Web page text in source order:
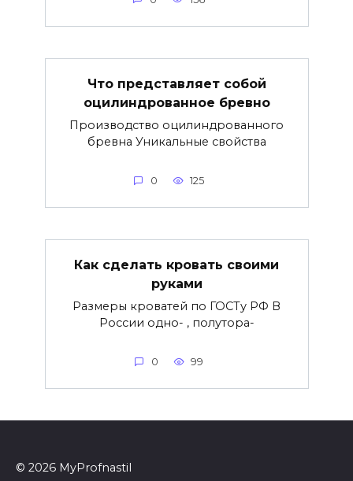
Что представляет собой
оцилиндрованное бревно
Производство оцилиндрованного
бревна Уникальные свойства
0 125
Как сделать кровать своими
руками
Размеры кроватей по ГОСТу РФ В
России одно- , полутора-
0 99
© 2026 MyProfnastil